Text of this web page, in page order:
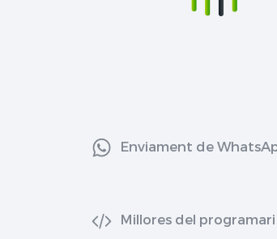
Enviament de
Millores del